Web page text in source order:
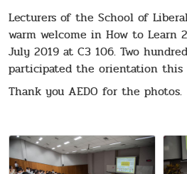
Lecturers of the School of
warm welcome in How to Learn
July 2019 at C3 106. Two
participated the orientation this
Thank you AEDO for the photos.